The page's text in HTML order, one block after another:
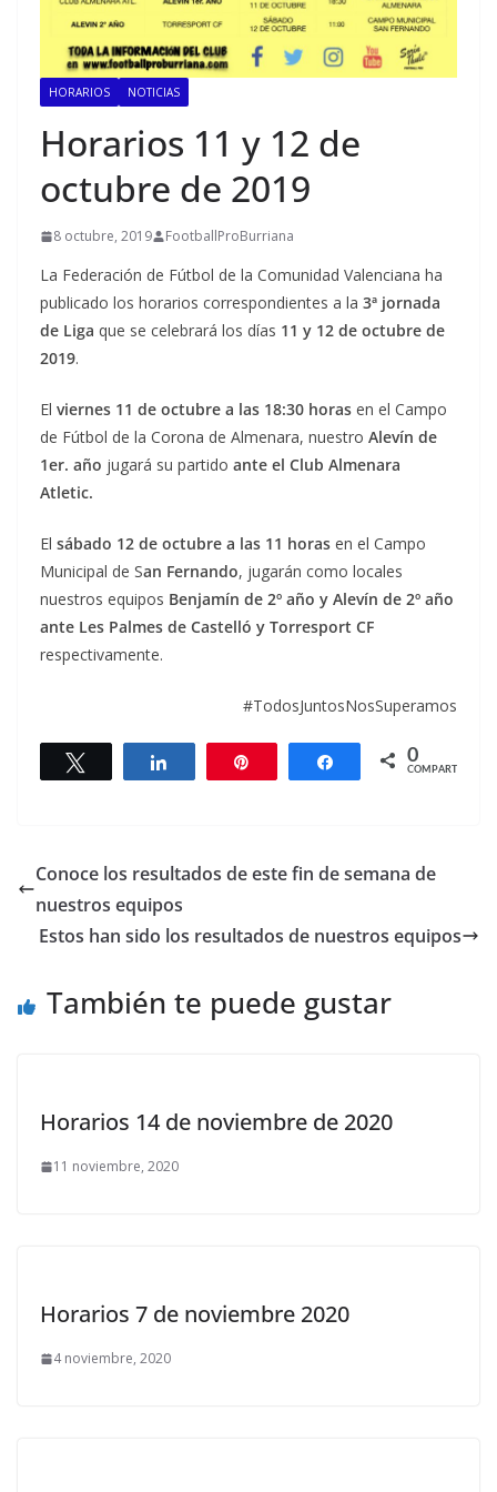
HORARIOS NOTICIAS
Horarios 11 y 12 de
octubre de 2019
8 octubre, 2019 FootballProBurriana
La Federación de Fútbol de la Comunidad Valenciana ha
publicado los horarios correspondientes a la 3ª jornada
de Liga que se celebrará los días 11 y 12 de octubre de
2019.
El viernes 11 de octubre a las 18:30 horas en el Campo
de Fútbol de la Corona de Almenara, nuestro Alevín de
1er. año jugará su partido ante el Club Almenara
Atletic.
El sábado 12 de octubre a las 11 horas en el Campo
Municipal de San Fernando, jugarán como locales
nuestros equipos Benjamín de 2º año y Alevín de 2º año
ante Les Palmes de Castelló y Torresport CF
respectivamente.
#TodosJuntosNosSuperamos
Twittear Compartir Compartir
0
COMPARTIR
Conoce los resultados de este fin de semana de
nuestros equipos
Estos han sido los resultados de nuestros equipos
También te puede gustar
Horarios 14 de noviembre de 2020
11 noviembre, 2020
Horarios 7 de noviembre 2020
4 noviembre, 2020